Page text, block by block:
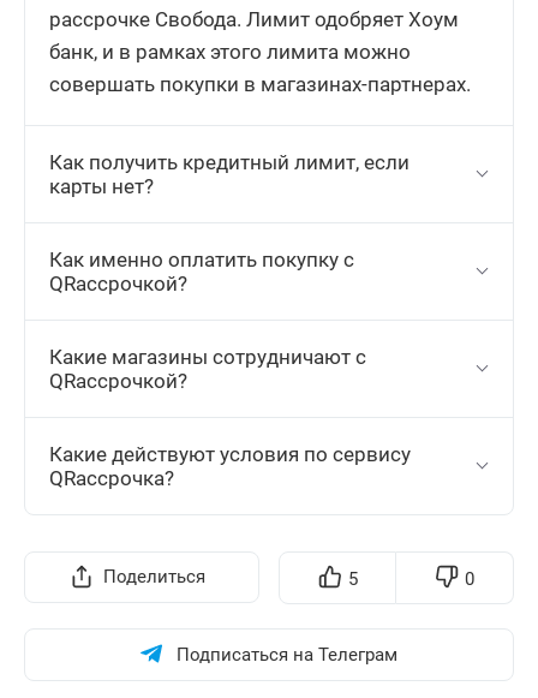
рассрочке Свобода. Лимит одобряет Хоум
банк, и в рамках этого лимита можно
совершать покупки в магазинах-партнерах.
Как получить кредитный лимит, если
карты нет?
Как именно оплатить покупку с
QRассрочкой?
Какие магазины сотрудничают с
QRассрочкой?
Какие действуют условия по сервису
QRассрочка?
Поделиться 5 0
Подписаться на Телеграм